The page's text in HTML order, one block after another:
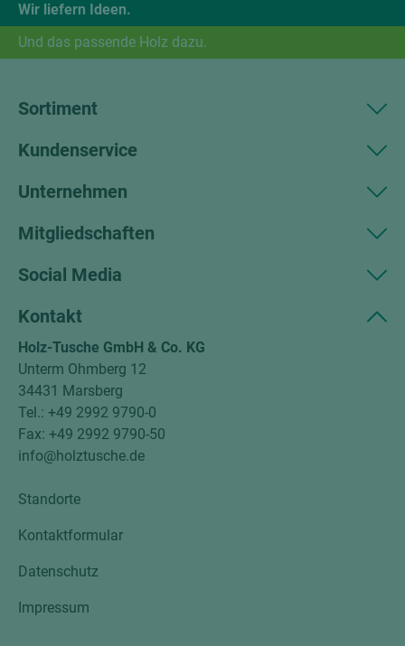
Wir liefern Ideen.
Und das passende Holz dazu.
Sortiment
Kundenservice
Unternehmen
Mitgliedschaften
Social Media
Kontakt
Holz-Tusche GmbH & Co. KG
Unterm Ohmberg 12
34431 Marsberg
Tel.: +49 2992 9790-0
Fax: +49 2992 9790-50
info@holztusche.de
Standorte
Kontaktformular
Datenschutz
Impressum